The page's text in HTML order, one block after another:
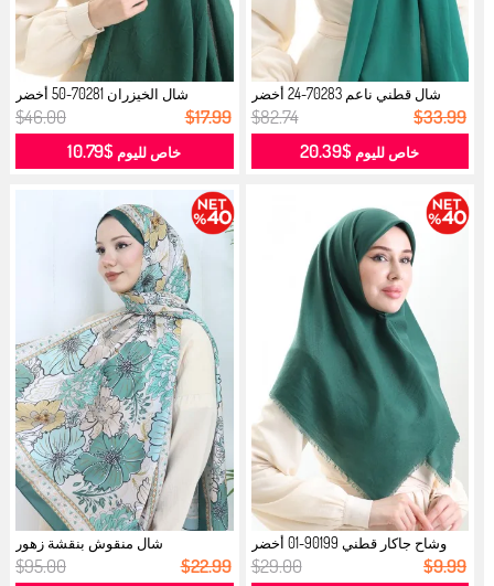
شال قطني ناعم 70283-24 أخضر
زمردي...
$82.74 $33.99
خاص لليوم $20.39
شال الخيزران 70281-50 أخضر
زمردي...
$46.00 $17.99
خاص لليوم $10.79
وشاح جاكار قطني 90199-01 أخضر
زمردي...
$29.00 $9.99
شال منقوش بنقشة زهور
الشانزليزيه 70...
$95.00 $22.99